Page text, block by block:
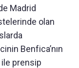
Madrid
olan
Benfica’nın
prensip